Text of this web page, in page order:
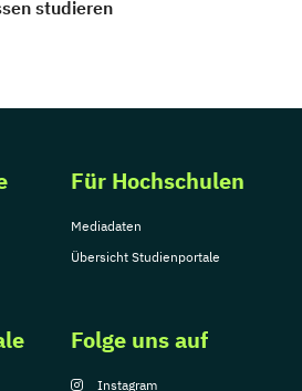
studieren
Für Hochschulen
Mediadaten
Übersicht Studienportale
Folge uns auf
Instagram